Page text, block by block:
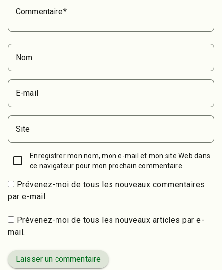
Commentaire
Nom
E-mail
Site
Enregistrer mon nom, mon e-mail et mon site Web dans
ce navigateur pour mon prochain commentaire.
Prévenez-moi de tous les nouveaux commentaires
par e-mail.
Prévenez-moi de tous les nouveaux articles par e-
mail.
Laisser un commentaire